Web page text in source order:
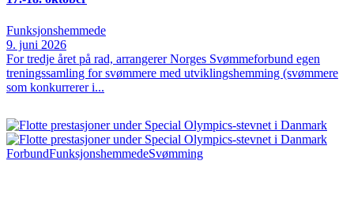
Funksjonshemmede
9. juni 2026
For tredje året på rad, arrangerer Norges Svømmeforbund egen
treningssamling for svømmere med utviklingshemming (svømmere
som konkurrerer i...
ForbundFunksjonshemmedeSvømming